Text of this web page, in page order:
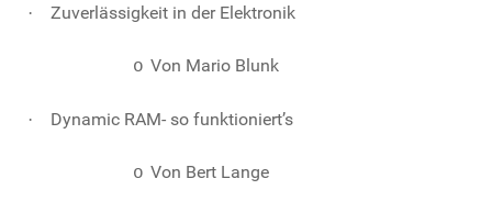
· Zuverlässigkeit in der Elektronik
o Von Mario Blunk
· Dynamic RAM- so funktioniert’s
o Von Bert Lange